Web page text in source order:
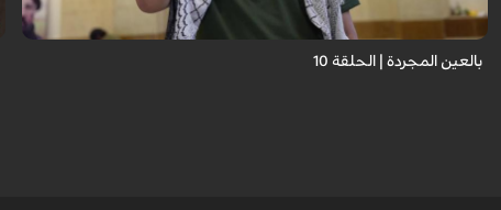
بالعين المجردة | الحلقة 10